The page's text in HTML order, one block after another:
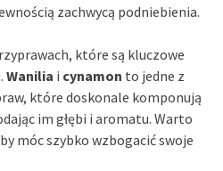
zachwycą podniebienia.
które są kluczowe
Wanilia i cynamon to jedne z
które doskonale komponują
im głębi i aromatu. Warto
móc szybko wzbogacić swoje